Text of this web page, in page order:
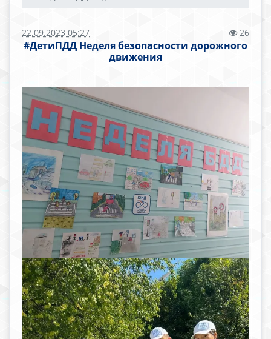
22.09.2023 05:27 26
#ДетиПДД Неделя безопасности дорожного
движения